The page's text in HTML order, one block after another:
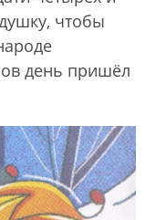
чтобы
день пришёл